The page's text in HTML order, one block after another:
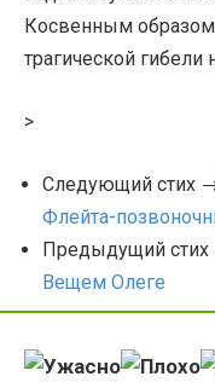
Косвенным образом
трагической гибели
>
Следующий стих
Флейта-
Предыдущий
Вещем Олеге